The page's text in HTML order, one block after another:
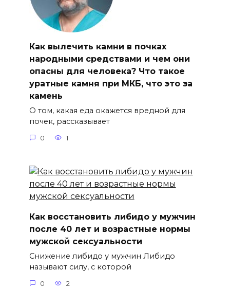
Как вылечить камни в почках
народными средствами и чем они
опасны для человека? Что такое
уратные камня при МКБ, что это за
камень
О том, какая еда окажется вредной для
почек, рассказывает
0 1
Как восстановить либидо у мужчин
после 40 лет и возрастные нормы
мужской сексуальности
Снижение либидо у мужчин Либидо
называют силу, с которой
0 2